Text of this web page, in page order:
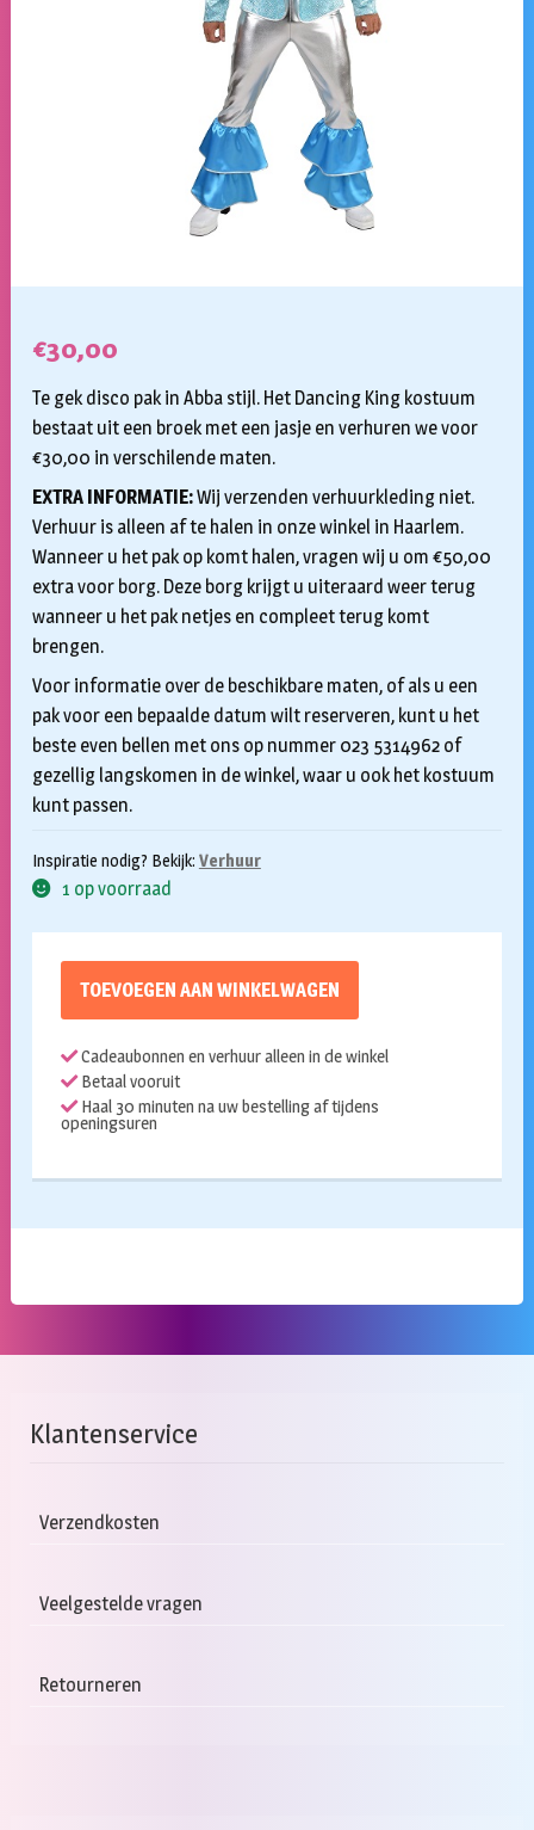
€30,00
Te gek disco pak in Abba stijl. Het Dancing King kostuum
bestaat uit een broek met een jasje en verhuren we voor
€30,00 in verschilende maten.
EXTRA INFORMATIE:Wij verzenden verhuurkleding niet.
Verhuur is alleen af te halen in onze winkel in Haarlem.
Wanneer u het pak op komt halen, vragen wij u om €50,00
extra voor borg. Deze borg krijgt u uiteraard weer terug
wanneer u het pak netjes en compleet terug komt
brengen.
Voor informatie over de beschikbare maten, of als u een
pak voor een bepaalde datum wilt reserveren, kunt u het
beste even bellen met ons op nummer 023 5314962 of
gezellig langskomen in de winkel, waar u ook het kostuum
kunt passen.
Inspiratie nodig? Bekijk: Verhuur
1 op voorraad
TOEVOEGEN AAN WINKELWAGEN
Cadeaubonnen en verhuur alleen in de winkel
Betaal vooruit
Haal 30 minuten na uw bestelling af tijdens
openingsuren
Klantenservice
Verzendkosten
Veelgestelde vragen
Retourneren